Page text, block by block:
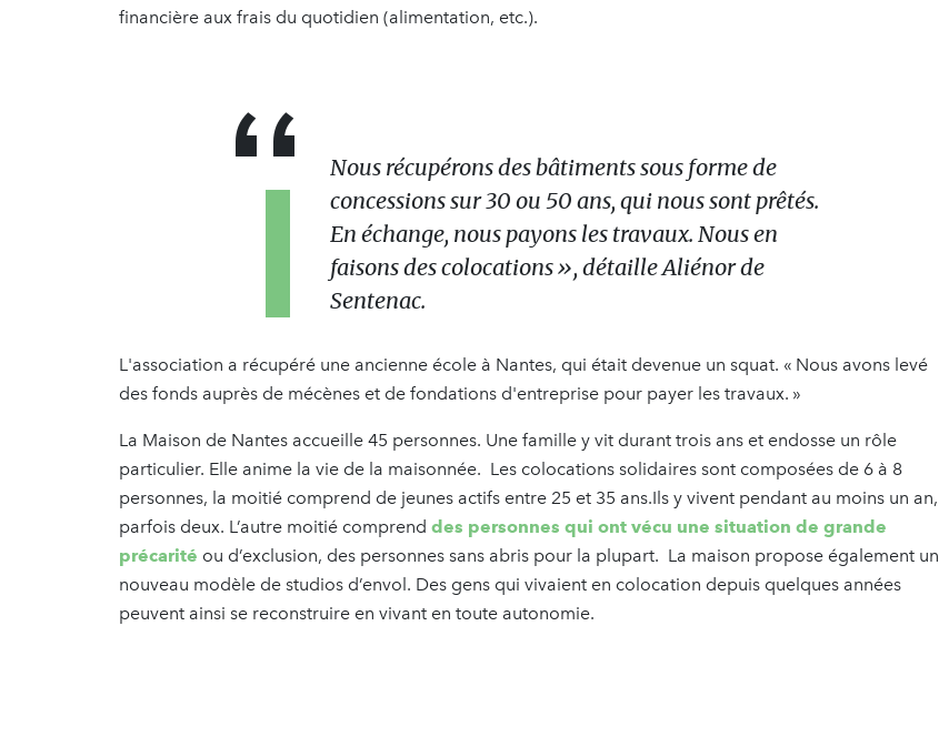
financière aux frais du quotidien (alimentation, etc.).
Nous récupérons des bâtiments sous forme de
concessions sur 30 ou 50 ans, qui nous sont prêtés.
En échange, nous payons les travaux. Nous en
faisons des colocations », détaille Aliénor de
Sentenac.
L'association a récupéré une ancienne école à Nantes, qui était devenue un squat. « Nous avons levé
des fonds auprès de mécènes et de fondations d'entreprise pour payer les travaux. »
La Maison de Nantes accueille 45 personnes. Une famille y vit durant trois ans et endosse un rôle
particulier. Elle anime la vie de la maisonnée. Les colocations solidaires sont composées de 6 à 8
personnes, la moitié comprend de jeunes actifs entre 25 et 35 ans.Ils y vivent pendant au moins un an,
parfois deux. L’autre moitié comprend des personnes qui ont vécu une situation de grande
précarité ou d’exclusion, des personnes sans abris pour la plupart. La maison propose également un
nouveau modèle de studios d’envol. Des gens qui vivaient en colocation depuis quelques années
peuvent ainsi se reconstruire en vivant en toute autonomie.